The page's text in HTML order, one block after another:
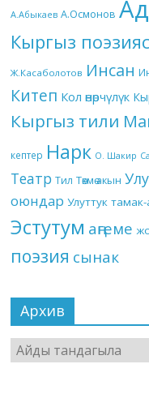
А.Абыкаев А.Осмонов
Кыргыз
Ж.Касаболотов Инсан
Китеп Кол өнөрчүлүк
Кыргыз тили
кептер Нарк О. Шакир
Театр Тил Төкмө акын
оюндар Улуттук
Эстутум аңгеме
поэзия сынак
Архив
Архив